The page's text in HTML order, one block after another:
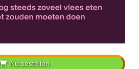
Nu bestellen